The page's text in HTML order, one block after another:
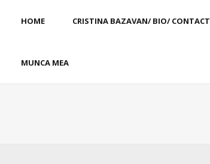
HOME CRISTINA BAZAVAN/ BIO/ CONTACT
MUNCA MEA